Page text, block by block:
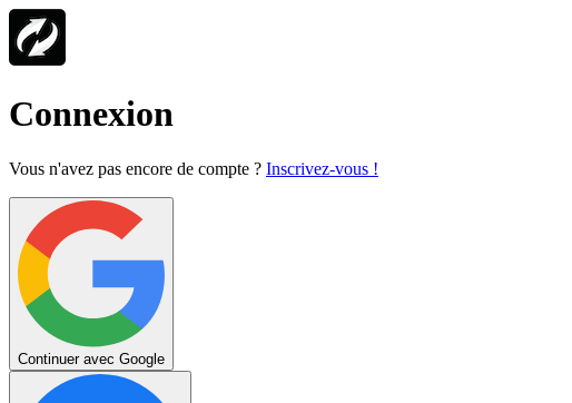
Connexion
Vous n'avez pas encore de compte ? Inscrivez-vous !
Continuer avec Google